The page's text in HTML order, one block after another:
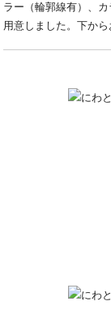
ラー（輪郭線有）、
用意しました。下か